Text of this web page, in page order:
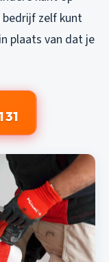
bedrijf zelf kunt
plaats van dat je
31